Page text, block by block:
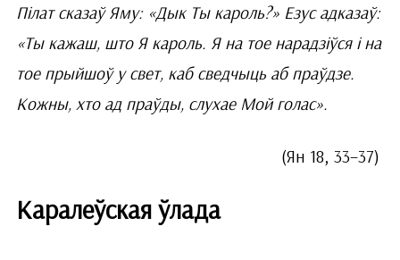
Пілат сказаў Яму: «Дык Ты кароль?» Езус адказаў:
«Ты кажаш, што Я кароль. Я на тое нарадзіўся і на
тое прыйшоў у свет, каб сведчыць аб праўдзе.
Кожны, хто ад праўды, слухае Мой голас».
(Ян 18, 33–37)
Каралеўская ўлада